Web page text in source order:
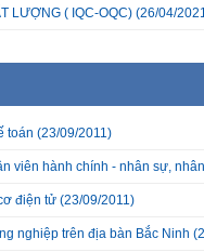
LƯỢNG ( IQC-OQC) (26/04/
toán (23/09/2011)
viên hành chính - nhân sự,
điện tử (23/09/2011)
nghiệp trên địa bàn Bắc Ninh